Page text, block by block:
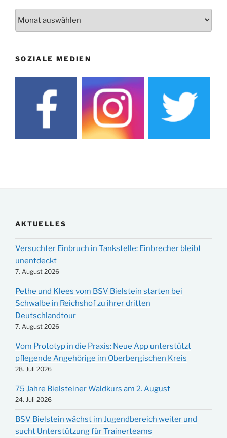
SOZIALE MEDIEN
AKTUELLES
Versuchter Einbruch in Tankstelle: Einbrecher bleibt
unentdeckt
7. August 2026
Pethe und Klees vom BSV Bielstein starten bei
Schwalbe in Reichshof zu ihrer dritten
Deutschlandtour
7. August 2026
Vom Prototyp in die Praxis: Neue App unterstützt
pflegende Angehörige im Oberbergischen Kreis
28. Juli 2026
75 Jahre Bielsteiner Waldkurs am 2. August
24. Juli 2026
BSV Bielstein wächst im Jugendbereich weiter und
sucht Unterstützung für Trainerteams